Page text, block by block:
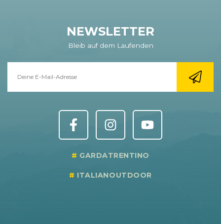
NEWSLETTER
Bleib auf dem Laufenden
GARDATRENTINO
ITALIANOUTDOOR